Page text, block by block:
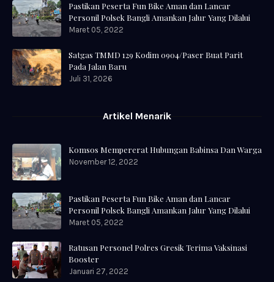
Pastikan Peserta Fun Bike Aman dan Lancar
Personil Polsek Bangli Amankan Jalur Yang Dilalui
Maret 05, 2022
Satgas TMMD 129 Kodim 0904/Paser Buat Parit
Pada Jalan Baru
Juli 31, 2026
Artikel Menarik
Komsos Mempererat Hubungan Babinsa Dan Warga
November 12, 2022
Pastikan Peserta Fun Bike Aman dan Lancar
Personil Polsek Bangli Amankan Jalur Yang Dilalui
Maret 05, 2022
Ratusan Personel Polres Gresik Terima Vaksinasi
Booster
Januari 27, 2022